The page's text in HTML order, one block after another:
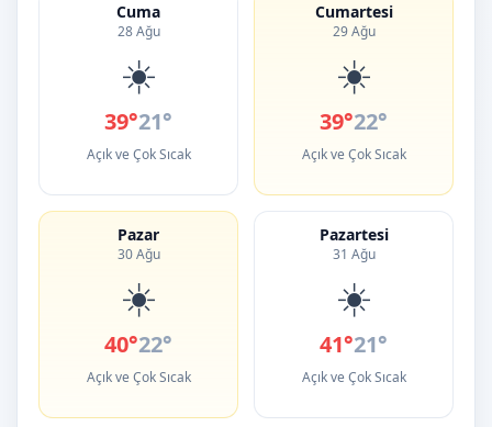
Cuma
28 Ağu
☀️
39°21°
Açık ve Çok Sıcak
Cumartesi
29 Ağu
☀️
39°22°
Açık ve Çok Sıcak
Pazar
30 Ağu
☀️
40°22°
Açık ve Çok Sıcak
Pazartesi
31 Ağu
☀️
41°21°
Açık ve Çok Sıcak